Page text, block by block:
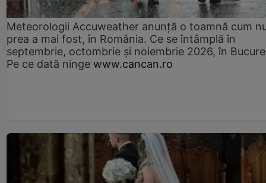
Meteorologii Accuweather anunță o toamnă cum
prea a mai fost, în România. Ce se întâmplă în
septembrie, octombrie și noiembrie 2026, în
Pe ce dată ninge www.cancan.ro